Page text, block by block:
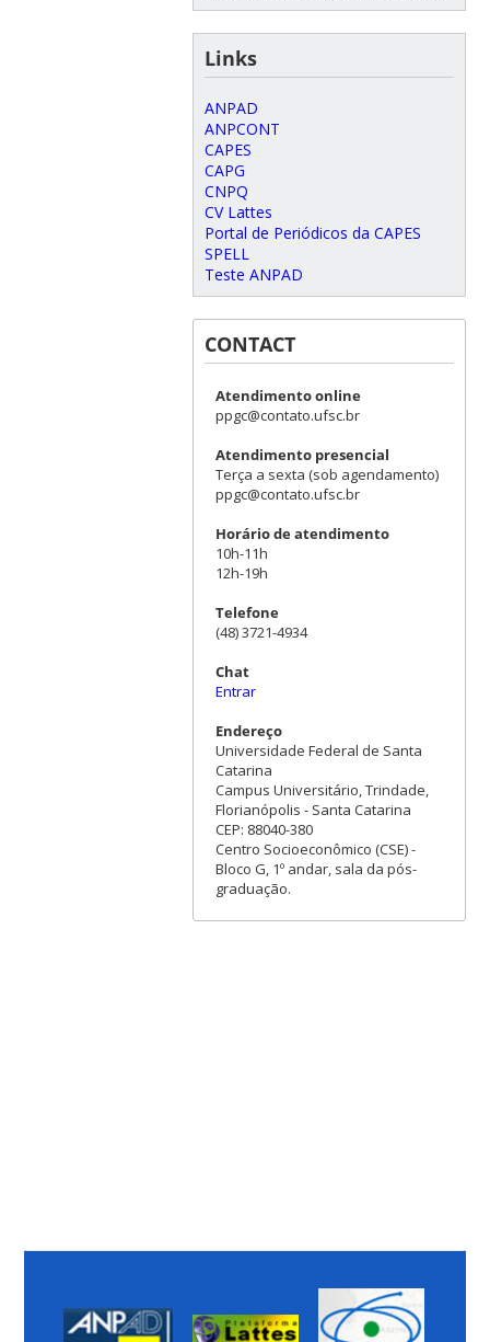
Links
ANPAD
ANPCONT
CAPES
CAPG
CNPQ
CV Lattes
Portal de Periódicos da CAPES
SPELL
Teste ANPAD
CONTACT
Atendimento online
ppgc@contato.ufsc.br
Atendimento presencial
Terça a sexta (sob agendamento)
ppgc@contato.ufsc.br
Horário de atendimento
10h-11h
12h-19h
Telefone
(48) 3721-4934
Chat
Entrar
Endereço
Universidade Federal de Santa
Catarina
Campus Universitário, Trindade,
Florianópolis - Santa Catarina
CEP: 88040-380
Centro Socioeconômico (CSE) -
Bloco G, 1º andar, sala da pós-
graduação.